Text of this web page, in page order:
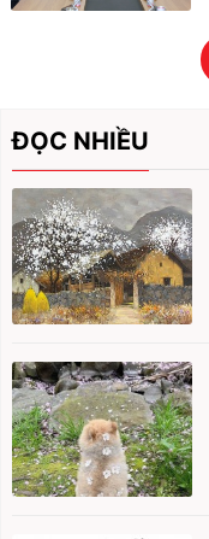
ĐỌC NHIỀU